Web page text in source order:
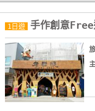
1日遊 手作創意